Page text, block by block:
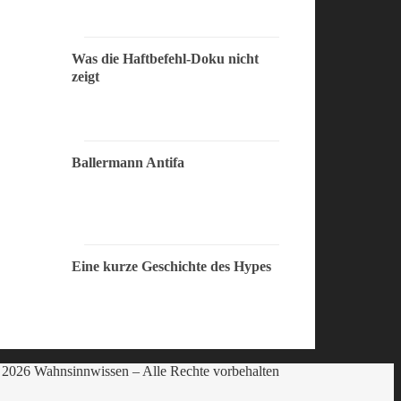
Was die Haftbefehl-Doku nicht
zeigt
Ballermann Antifa
Eine kurze Geschichte des Hypes
Wahnsinnwissen – Alle Rechte vorbehalten